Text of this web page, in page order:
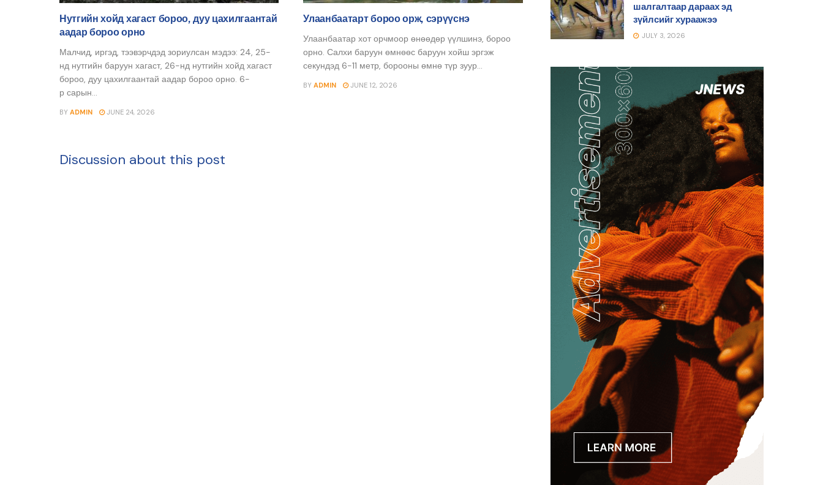
Нутгийн хойд хагаст бороо, дуу цахилгаантай
аадар бороо орно
Малчид, иргэд, тээвэрчдэд зориулсан мэдээ: 24, 25-
нд нутгийн баруун хагаст, 26-нд нутгийн хойд хагаст
бороо, дуу цахилгаантай аадар бороо орно. 6-
р сарын...
BY ADMIN JUNE 24, 2026
Улаанбаатарт бороо орж, сэрүүснэ
Улаанбаатар хот орчмоор өнөөдөр үүлшинэ, бороо
орно. Салхи баруун өмнөөс баруун хойш эргэж
секундэд 6-11 метр, борооны өмнө түр зуур...
BY ADMIN JUNE 12, 2026
Discussion about this post
шалгалтаар дараах эд
зүйлсийг хураажээ
JULY 3, 2026